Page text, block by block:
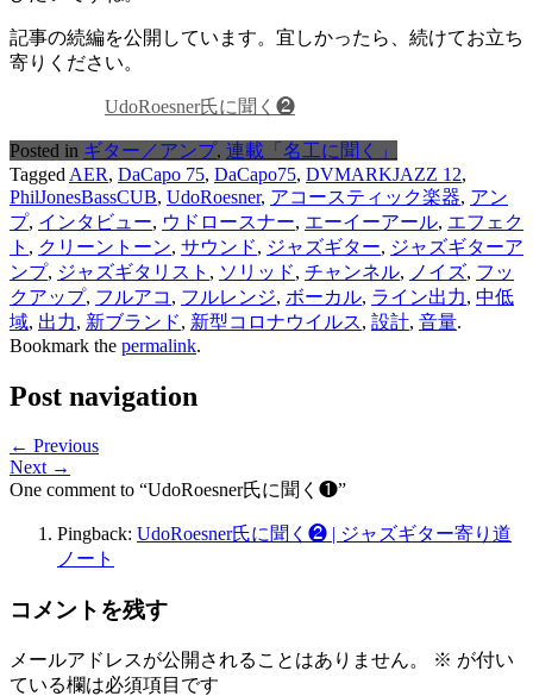
記事の続編を公開しています。宜しかったら、続けてお立ち
寄りください。
UdoRoesner氏に聞く❷
Posted in ギター／アンプ, 連載「名工に聞く」
Tagged AER, DaCapo 75, DaCapo75, DVMARKJAZZ 12,
PhilJonesBassCUB, UdoRoesner, アコースティック楽器, アン
プ, インタビュー, ウドロースナー, エーイーアール, エフェク
ト , クリーントーン, サウンド, ジャズギター, ジャズギターア
ンプ, ジャズギタリスト , ソリッド, チャンネル, ノイズ, フッ
クアップ, フルアコ , フルレンジ, ボーカル, ライン出力, 中低
域, 出力, 新ブランド, 新型コロナウイルス, 設計, 音量.
Bookmark the permalink.
Post navigation
← Previous
Next →
One comment to “UdoRoesner氏に聞く❶”
Pingback: UdoRoesner氏に聞く❷ | ジャズギター寄り道
ノート
コメントを残す
メールアドレスが公開されることはありません。 ※ が付い
ている欄は必須項目です